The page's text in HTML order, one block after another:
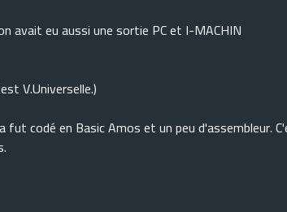
avait eu aussi une sortie PC et I-MACHIN
V.Universelle.)
fut codé en Basic Amos et un peu d'assembleur.